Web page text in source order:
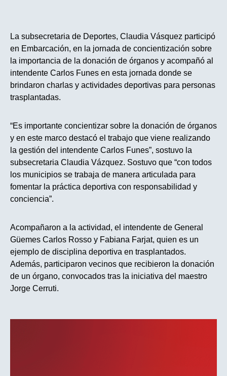
La subsecretaria de Deportes, Claudia Vásquez participó
en Embarcación, en la jornada de concientización sobre
la importancia de la donación de órganos y acompañó al
intendente Carlos Funes en esta jornada donde se
brindaron charlas y actividades deportivas para personas
trasplantadas.
“Es importante concientizar sobre la donación de órganos
y en este marco destacó el trabajo que viene realizando
la gestión del intendente Carlos Funes”, sostuvo la
subsecretaria Claudia Vázquez. Sostuvo que “con todos
los municipios se trabaja de manera articulada para
fomentar la práctica deportiva con responsabilidad y
conciencia”.
Acompañaron a la actividad, el intendente de General
Güemes Carlos Rosso y Fabiana Farjat, quien es un
ejemplo de disciplina deportiva en trasplantados.
Además, participaron vecinos que recibieron la donación
de un órgano, convocados tras la iniciativa del maestro
Jorge Cerruti.